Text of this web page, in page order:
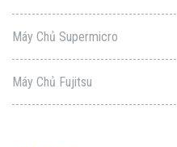
Máy Chủ Supermicro
Máy Chủ Fujitsu